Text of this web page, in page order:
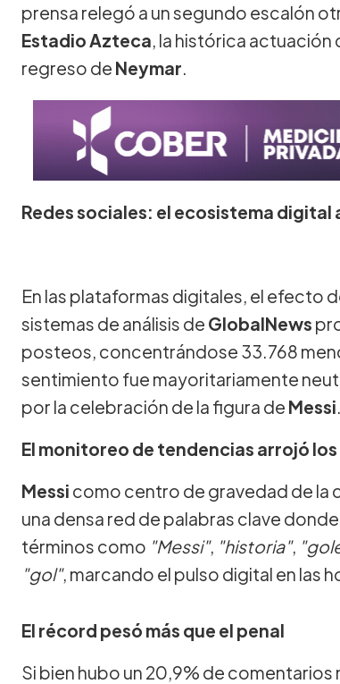
prensa relegó a un segundo escalón
Estadio Azteca, la histórica
regreso de Neymar.
Redes sociales: el ecosistema digital
En las plataformas digitales, el efecto
sistemas de análisis de GlobalNews
posteos, concentrándose 33.768
sentimiento fue mayoritariamente
por la celebración de la figura de Messi.
El monitoreo de tendencias arrojó
Messi como centro de gravedad de la
una densa red de palabras clave
términos como "Messi", "historia",
"gol", marcando el pulso digital en las
El récord pesó más que el penal
Si bien hubo un 20,9% de